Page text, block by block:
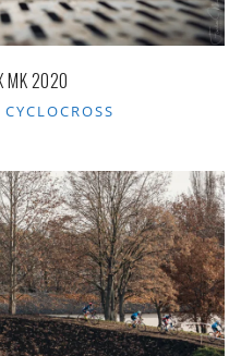
MK 2020
CYCLOCROSS